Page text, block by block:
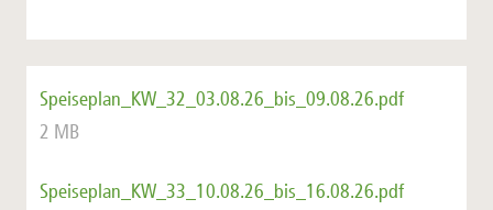
Speiseplan_KW_32_03.08.26_bis_09.08.26.pdf
2 MB
Speiseplan_KW_33_10.08.26_bis_16.08.26.pdf